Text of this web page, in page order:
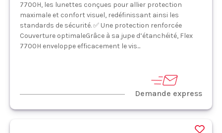
7700H, les lunettes conçues pour allier protection
maximale et confort visuel, redéfinissant ainsi les
standards de sécurité. ✅ Une protection renforcée
Couverture optimaleGrâce à sa jupe d’étanchéité, Flex
7700H enveloppe efficacement le vis...
Demande express